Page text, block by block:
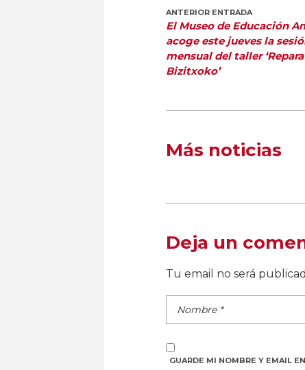
ANTERIOR ENTRADA
El Museo de Educación
acoge este jueves la
mensual del taller
Bizitxoko’
Más noticias
Deja un
Tu email no será
GUARDE MI NOMBRE Y EMAIL